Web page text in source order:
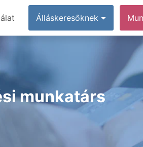
Álláskeresőknek
munkatárs